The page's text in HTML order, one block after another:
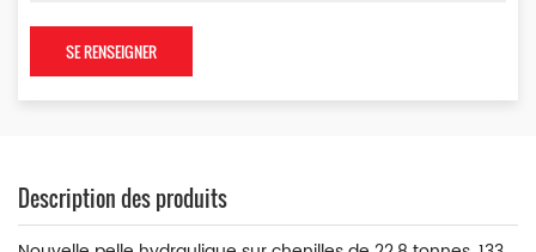
SE RENSEIGNER
Description des produits